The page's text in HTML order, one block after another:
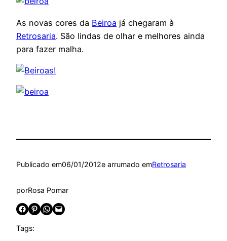
As novas cores da Beiroa já chegaram à
Retrosaria. São lindas de olhar e melhores ainda
para fazer malha.
Publicado em06/01/2012e arrumado emRetrosaria
porRosa Pomar
Share on Facebook Share on Pinterest Share on WhatsApp Email this Page
Tags: